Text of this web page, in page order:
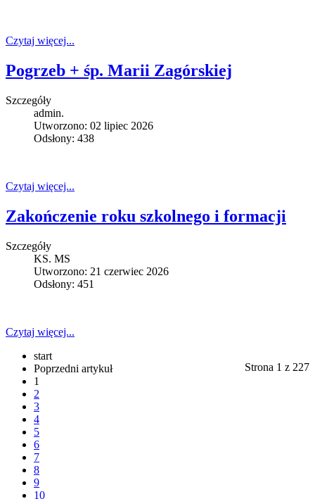
Czytaj więcej...
Pogrzeb + śp. Marii Zagórskiej
Szczegóły
admin.
Utworzono: 02 lipiec 2026
Odsłony: 438
Czytaj więcej...
Zakończenie roku szkolnego i formacji
Szczegóły
KS. MS
Utworzono: 21 czerwiec 2026
Odsłony: 451
Czytaj więcej...
Strona 1 z 227
start
Poprzedni artykuł
1
2
3
4
5
6
7
8
9
10